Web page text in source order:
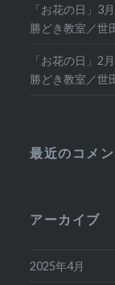
「お花の日」3
勝どき教室／世
「お花の日」2
勝どき教室／世
最近のコメン
アーカイブ
2025年4月